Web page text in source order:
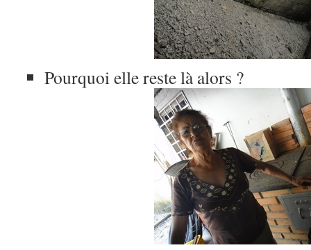
Pourquoi elle reste là alors ?